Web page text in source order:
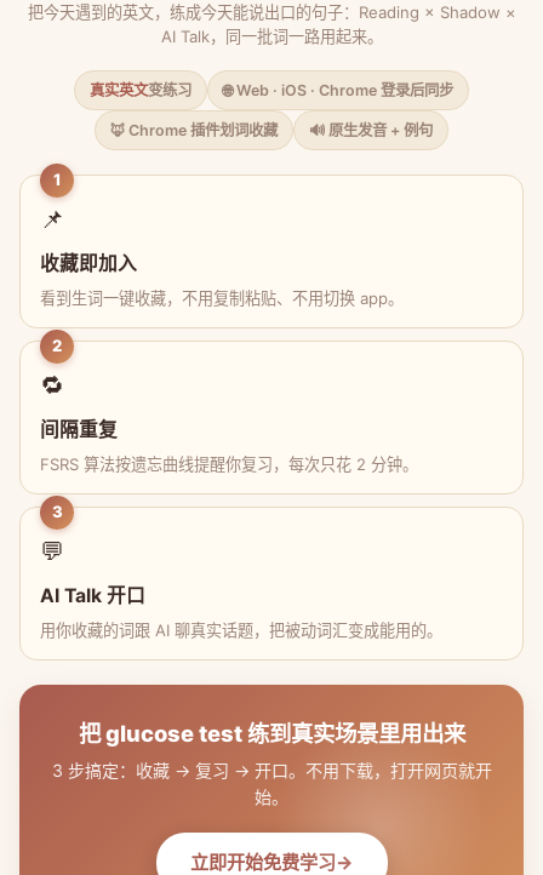
把今天遇到的英文，练成今天能说出口的句子：Reading × Shadow ×
AI Talk，同一批词一路用起来。
真实英文变练习 🌐 Web · iOS · Chrome 登录后同步
🦊 Chrome 插件划词收藏 🔊 原生发音 + 例句
1
📌
收藏即加入
看到生词一键收藏，不用复制粘贴、不用切换 app。
2
🔁
间隔重复
FSRS 算法按遗忘曲线提醒你复习，每次只花 2 分钟。
3
💬
AI Talk 开口
用你收藏的词跟 AI 聊真实话题，把被动词汇变成能用的。
把 glucose test 练到真实场景里用出来
3 步搞定：收藏 → 复习 → 开口。不用下载，打开网页就开
始。
立即开始免费学习